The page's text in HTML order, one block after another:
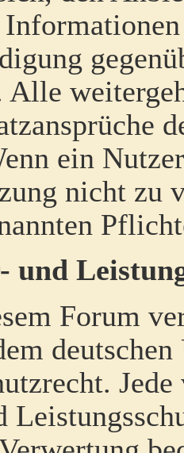
Alle
ein
nicht zu
und
Forum